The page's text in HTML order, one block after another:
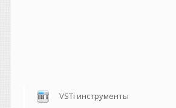
VSTi инструменты